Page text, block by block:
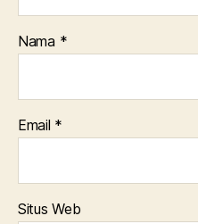
Nama *
Email *
Situs Web